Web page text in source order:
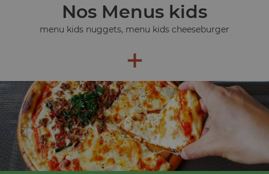
Nos Menus kids
menu kids nuggets, menu kids cheeseburger
+